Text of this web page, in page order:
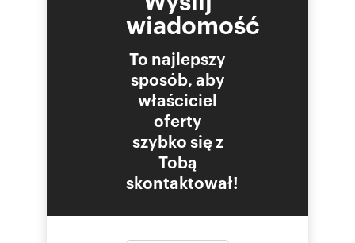
wiadomość
To najlepszy
sposób, aby
właściciel
oferty
szybko się z
Tobą
skontaktował!